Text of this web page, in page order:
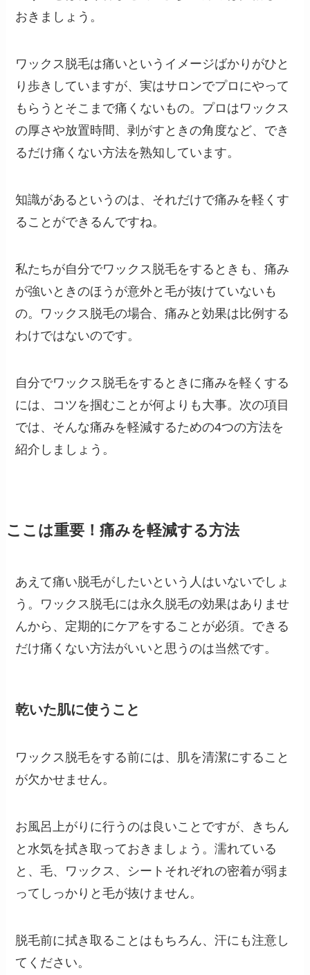
おきましょう。
ワックス脱毛は痛いというイメージばかりがひと
り歩きしていますが、実はサロンでプロにやって
もらうとそこまで痛くないもの。プロはワックス
の厚さや放置時間、剥がすときの角度など、でき
るだけ痛くない方法を熟知しています。
知識があるというのは、それだけで痛みを軽くす
ることができるんですね。
私たちが自分でワックス脱毛をするときも、痛み
が強いときのほうが意外と毛が抜けていないも
の。ワックス脱毛の場合、痛みと効果は比例する
わけではないのです。
自分でワックス脱毛をするときに痛みを軽くする
には、コツを掴むことが何よりも大事。次の項目
では、そんな痛みを軽減するための4つの方法を
紹介しましょう。
ここは重要！痛みを軽減する方法
あえて痛い脱毛がしたいという人はいないでしょ
う。ワックス脱毛には永久脱毛の効果はありませ
んから、定期的にケアをすることが必須。できる
だけ痛くない方法がいいと思うのは当然です。
乾いた肌に使うこと
ワックス脱毛をする前には、肌を清潔にすること
が欠かせません。
お風呂上がりに行うのは良いことですが、きちん
と水気を拭き取っておきましょう。濡れている
と、毛、ワックス、シートそれぞれの密着が弱ま
ってしっかりと毛が抜けません。
脱毛前に拭き取ることはもちろん、汗にも注意し
てください。